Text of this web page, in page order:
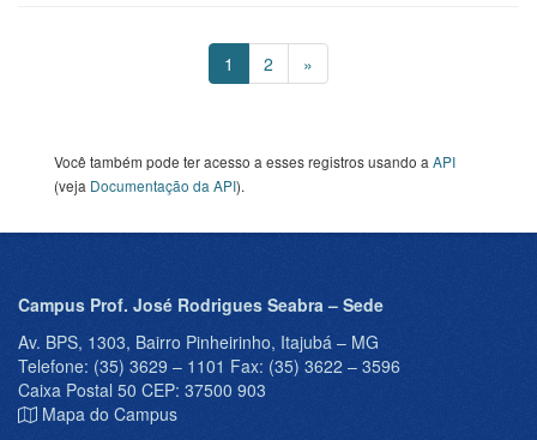
1 2 »
Você também pode ter acesso a esses registros usando a API
(veja Documentação da API).
Campus Prof. José Rodrigues Seabra – Sede
Av. BPS, 1303, Bairro Pinheirinho, Itajubá – MG
Telefone: (35) 3629 – 1101 Fax: (35) 3622 – 3596
Caixa Postal 50 CEP: 37500 903
Mapa do Campus